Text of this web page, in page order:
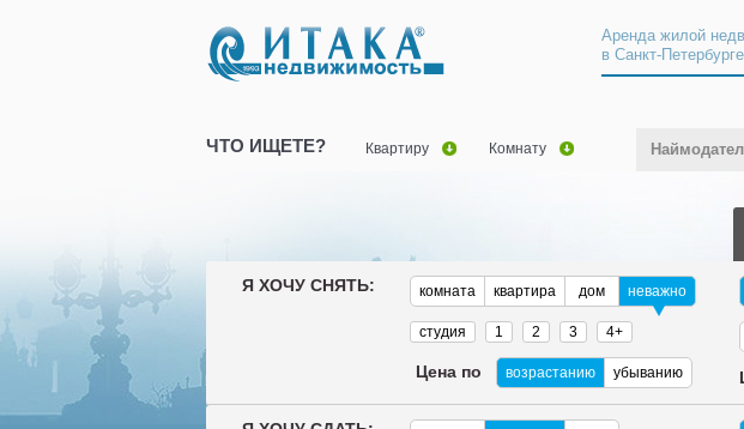
Аренда жилой
в Санкт-
ЧТО ИЩЕТЕ? Квартиру Комнату
Я ХОЧУ СНЯТЬ: комната квартира дом неважно
студия 1 2 3 4+
Цена по возрастанию убыванию